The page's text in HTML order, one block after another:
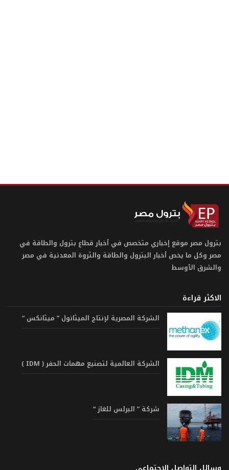
بترول مصر موقع إخباري متخصص في أخبار قطاع بترول والطاقة في
مصر وكل ما يخص أخبار البترول والطاقة والثروة المعدنية في مصر
والشرق الأوسط
الاكثر قراءة
الشركة المصرية لإنتاج الميثانول ” ميثانكس “
الشركة العالمية لتصنيع مهمات الحفر ( IDM )
شركة ” البرلس للغاز “